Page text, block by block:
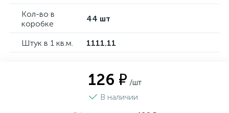
Кол-во в
коробке
44 шт
Штук в 1 кв.м. 1111.11
126 ₽ /шт
В наличии